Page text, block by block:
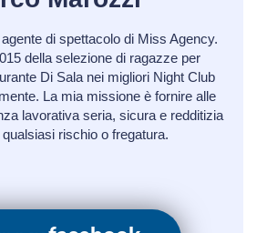
di spettacolo di Miss Agency.
della selezione di ragazze per
Di Sala nei migliori Night Club
La mia missione è fornire alle
lavorativa seria, sicura e redditizia
qualsiasi rischio o fregatura.